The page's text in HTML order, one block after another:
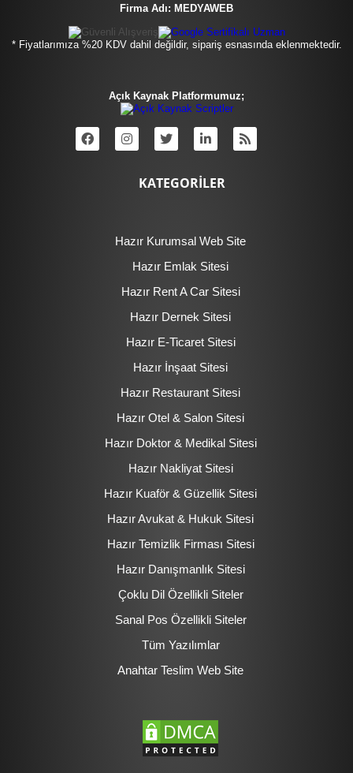
Firma Adı: MEDYAWEB
* Fiyatlarımıza %20 KDV dahil değildir, sipariş esnasında eklenmektedir.
Açık Kaynak Platformumuz;
KATEGORİLER
Hazır Kurumsal Web Site
Hazır Emlak Sitesi
Hazır Rent A Car Sitesi
Hazır Dernek Sitesi
Hazır E-Ticaret Sitesi
Hazır İnşaat Sitesi
Hazır Restaurant Sitesi
Hazır Otel & Salon Sitesi
Hazır Doktor & Medikal Sitesi
Hazır Nakliyat Sitesi
Hazır Kuaför & Güzellik Sitesi
Hazır Avukat & Hukuk Sitesi
Hazır Temizlik Firması Sitesi
Hazır Danışmanlık Sitesi
Çoklu Dil Özellikli Siteler
Sanal Pos Özellikli Siteler
Tüm Yazılımlar
Anahtar Teslim Web Site